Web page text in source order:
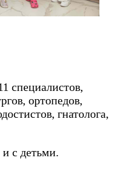
специалистов,
ортопедов,
гнатолога,
с детьми.